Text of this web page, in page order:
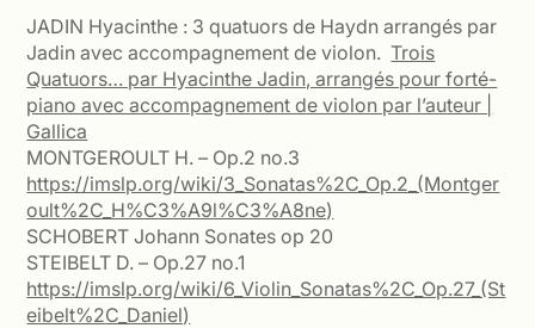
JADIN Hyacinthe : 3 quatuors de Haydn arrangés par
Jadin avec accompagnement de violon.Trois
Quatuors… par Hyacinthe Jadin, arrangés pour forté-
piano avec accompagnement de violon par l’auteur |
Gallica
MONTGEROULT H. – Op.2 no.3
https://imslp.org/wiki/3_Sonatas%2C_Op.2_(Montger
oult%2C_H%C3%A9l%C3%A8ne)
SCHOBERT Johann Sonates op 20
STEIBELT D. – Op.27 no.1
https://imslp.org/wiki/6_Violin_Sonatas%2C_Op.27_(St
eibelt%2C_Daniel)